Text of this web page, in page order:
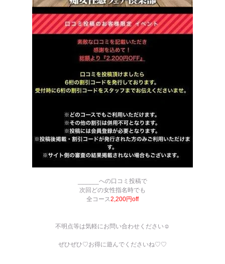
______への口コミ投稿で
次回どの女性指名時でも
全コース2,200円off
不明点等は気軽にお問い合わせください☺️
ぜひぜひ♡お得に遊んでくださいね♡♡